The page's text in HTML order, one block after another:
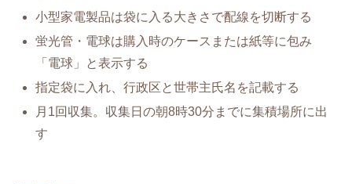
小型家電製品は袋に入る大きさで配線を切断する
蛍光管・電球は購入時のケースまたは紙等に包み
「電球」と表示する
指定袋に入れ、行政区と世帯主氏名を記載する
月1回収集。収集日の朝8時30分までに集積場所に出
す